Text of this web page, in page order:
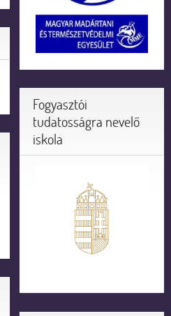
Fogyasztói
tudatosságra nevelő
iskola